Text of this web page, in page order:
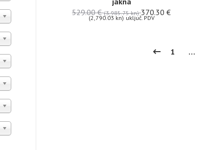
529.00€ (3,985.75 kn) 370.30 €
(2,790.03 kn) uključ. PDV
1 …